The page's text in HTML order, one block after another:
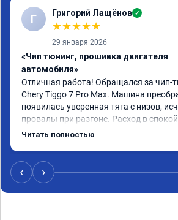
Г Григорий Лащёнов ✓
★★★★★
29 января 2026
«Чип тюнинг, прошивка двигателя
автомобиля»
Отличная работа! Обращался за чип-
Chery Tiggo 7 Pro Max. Машина
появилась уверенная тяга с низов,
провалы при разгоне. Расход в
режиме даже немного снизился. Все
Читать полностью
‹ ›